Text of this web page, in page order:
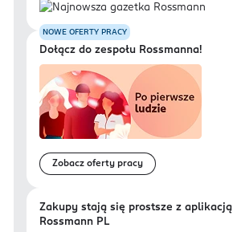
NOWE OFERTY PRACY
Dołącz do zespołu Rossmanna!
Zobacz oferty pracy
Zakupy stają się prostsze z aplikacją
Rossmann PL